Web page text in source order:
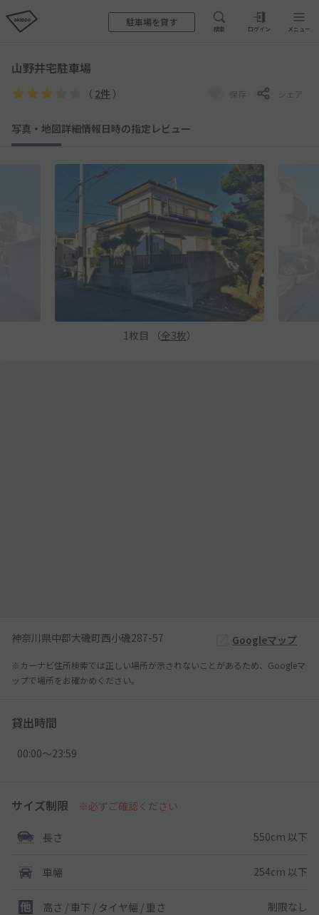
駐車場を貸す
検索 ログイン メニュー
山野井宅駐車場
（ 2件 ） 保存 シェア
写真・地図詳細情報日時の指定 レビュー
1 枚目 （全3枚）
神奈川県中郡大磯町西小磯287-57 Googleマップ
※カーナビ住所検索では正しい場所が示されないことがあるため、Googleマ
ップで場所をお確かめください。
貸出時間
00:00〜23:59
サイズ制限 ※必ずご確認ください
長さ 550cm 以下
車幅 254cm 以下
高さ / 車下 / タイヤ幅 / 重さ 制限なし